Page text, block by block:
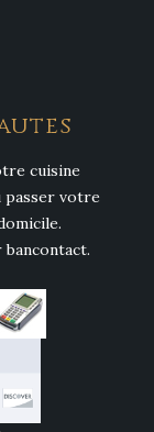
cuisine
passer votre
bancontact.